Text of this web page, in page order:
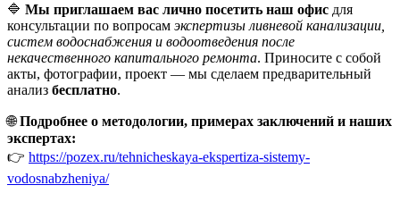
🔷 Мы приглашаем вас лично посетить наш офис для
консультации по вопросам экспертизы ливневой канализации,
систем водоснабжения и водоотведения после
некачественного капитального ремонта. Приносите с собой
акты, фотографии, проект — мы сделаем предварительный
анализ бесплатно.
🌐Подробнее о методологии, примерах заключений и наших
экспертах:
👉 https://pozex.ru/tehnicheskaya-ekspertiza-sistemy-
vodosnabzheniya/